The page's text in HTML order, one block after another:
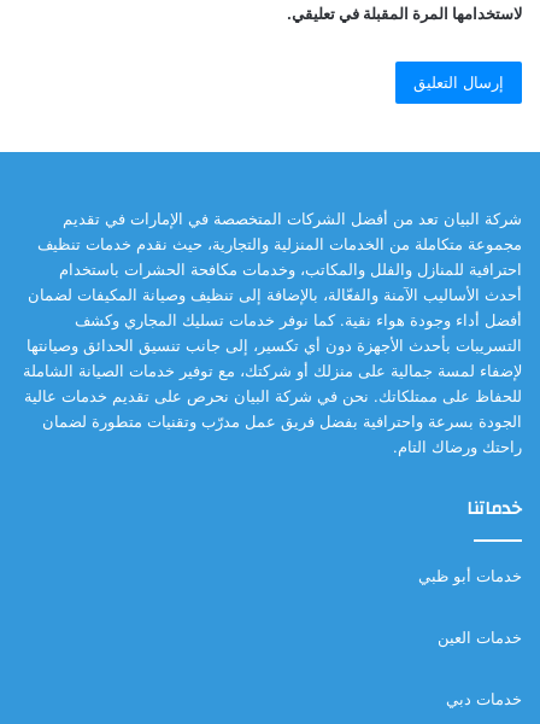
لاستخدامها المرة المقبلة في تعليقي.
شركة البيان تعد من أفضل الشركات المتخصصة في الإمارات في تقديم
مجموعة متكاملة من الخدمات المنزلية والتجارية، حيث نقدم خدمات تنظيف
احترافية للمنازل والفلل والمكاتب، وخدمات مكافحة الحشرات باستخدام
أحدث الأساليب الآمنة والفعّالة، بالإضافة إلى تنظيف وصيانة المكيفات لضمان
أفضل أداء وجودة هواء نقية. كما نوفر خدمات تسليك المجاري وكشف
التسريبات بأحدث الأجهزة دون أي تكسير، إلى جانب تنسيق الحدائق وصيانتها
لإضفاء لمسة جمالية على منزلك أو شركتك، مع توفير خدمات الصيانة الشاملة
للحفاظ على ممتلكاتك. نحن في شركة البيان نحرص على تقديم خدمات عالية
الجودة بسرعة واحترافية بفضل فريق عمل مدرّب وتقنيات متطورة لضمان
راحتك ورضاك التام.
خدماتنا
خدمات أبو ظبي
خدمات العين
خدمات دبي